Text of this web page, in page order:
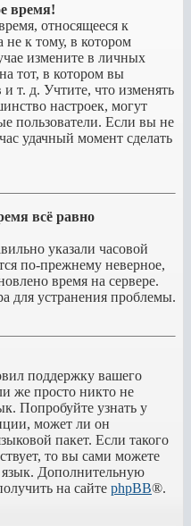
время!
относящееся к
не к тому, в котором
измените в личных
тот, в котором вы
т. д. Учтите, что изменять
настроек, могут
пользователи. Если вы не
удачный момент сделать
всё равно
указали часовой
по-прежнему неверное,
время на сервере.
для устранения проблемы.
поддержку вашего
же просто никто не
Попробуйте узнать у
может ли он
пакет. Если такого
то вы сами можете
язык. Дополнительную
на сайте phpBB®.